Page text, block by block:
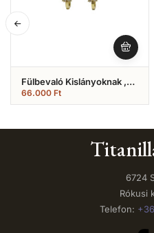
Fülbevaló Kislányoknak ,
Rózsaszín Fehér , Virágos
(Nr.27)
66.000 Ft
6724
Rókusi
Telefon: